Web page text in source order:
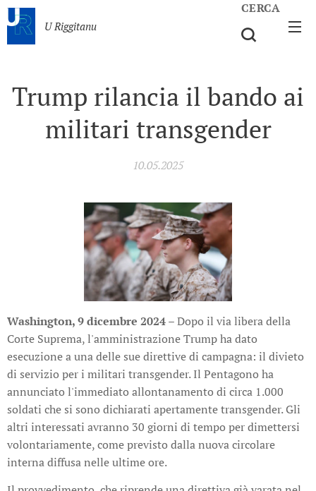
U Riggitanu
CERCA
Trump rilancia il bando ai
militari transgender
10.05.2025
Washington, 9 dicembre 2024– Dopo il via libera della
Corte Suprema, l'amministrazione Trump ha dato
esecuzione a una delle sue direttive di campagna: il divieto
di servizio per i militari transgender. Il Pentagono ha
annunciato l'immediato allontanamento di circa 1.000
soldati che si sono dichiarati apertamente transgender. Gli
altri interessati avranno 30 giorni di tempo per dimettersi
volontariamente, come previsto dalla nuova circolare
interna diffusa nelle ultime ore.